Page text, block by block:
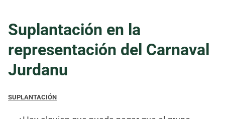
Suplantación en la
representación del Carnaval
Jurdanu
SUPLANTACIÓN